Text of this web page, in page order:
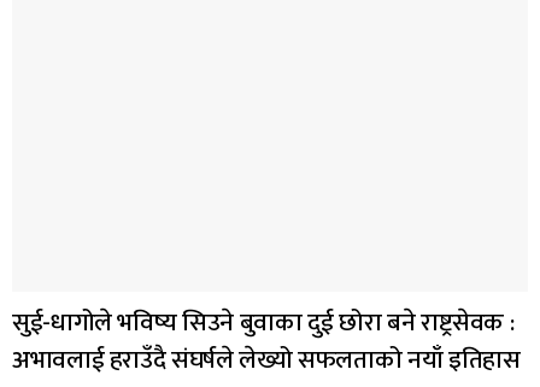
सुई-धागोले भविष्य सिउने बुवाका दुई छोरा बने राष्ट्रसेवक :
अभावलाई हराउँदै संघर्षले लेख्यो सफलताको नयाँ इतिहास